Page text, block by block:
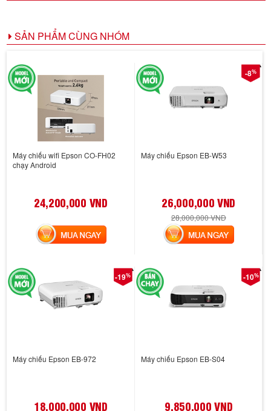
SẢN PHẨM CÙNG NHÓM
Máy chiếu wifi Epson CO-FH02
chạy Android
24,200,000 VND
MUA NGAY
-8%
Máy chiếu Epson EB-W53
26,000,000 VND
28,000,000 VND
MUA NGAY
-19%
Máy chiếu Epson EB-972
18,000,000 VND
-10%
Máy chiếu Epson EB-S04
9,850,000 VND